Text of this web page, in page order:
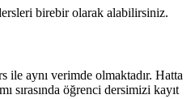
birebir olarak alabilirsiniz.
ile aynı verimde olmaktadır. Hatta
sırasında öğrenci dersimizi kayıt